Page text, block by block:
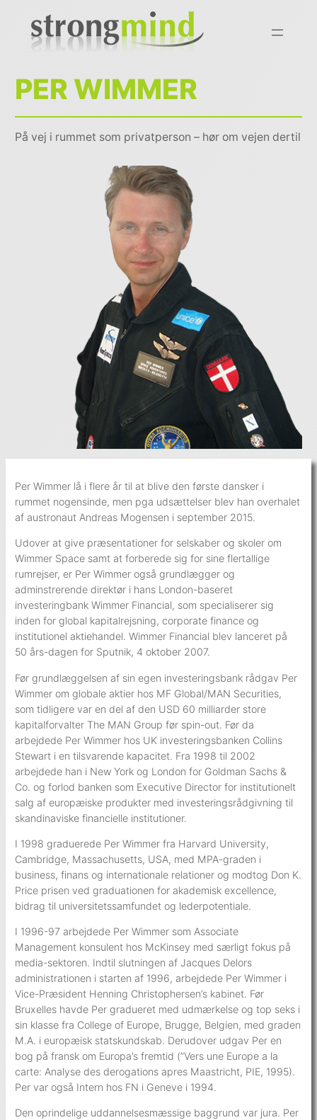
PER WIMMER
På vej i rummet som privatperson – hør om vejen dertil
Per Wimmer lå i flere år til at blive den første dansker i
rummet nogensinde, men pga udsættelser blev han overhalet
af austronaut Andreas Mogensen i september 2015.
Udover at give præsentationer for selskaber og skoler om
Wimmer Space samt at forberede sig for sine flertallige
rumrejser, er Per Wimmer også grundlægger og
adminstrerende direktør i hans London-baseret
investeringbank Wimmer Financial, som specialiserer sig
inden for global kapitalrejsning, corporate finance og
institutionel aktiehandel. Wimmer Financial blev lanceret på
50 års-dagen for Sputnik, 4 oktober 2007.
Før grundlæggelsen af sin egen investeringsbank rådgav Per
Wimmer om globale aktier hos MF Global/MAN Securities,
som tidligere var en del af den USD 60 milliarder store
kapitalforvalter The MAN Group før spin-out. Før da
arbejdede Per Wimmer hos UK investeringsbanken Collins
Stewart i en tilsvarende kapacitet. Fra 1998 til 2002
arbejdede han i New York og London for Goldman Sachs &
Co. og forlod banken som Executive Director for institutionelt
salg af europæiske produkter med investeringsrådgivning til
skandinaviske financielle institutioner.
I 1998 graduerede Per Wimmer fra Harvard University,
Cambridge, Massachusetts, USA, med MPA-graden i
business, finans og internationale relationer og modtog Don K.
Price prisen ved graduationen for akademisk excellence,
bidrag til universitetssamfundet og lederpotentiale.
I 1996-97 arbejdede Per Wimmer som Associate
Management konsulent hos McKinsey med særligt fokus på
media-sektoren. Indtil slutningen af Jacques Delors
administrationen i starten af 1996, arbejdede Per Wimmer i
Vice-Præsident Henning Christophersen’s kabinet. Før
Bruxelles havde Per gradueret med udmærkelse og top seks i
sin klasse fra College of Europe, Brugge, Belgien, med graden
M.A. i europæisk statskundskab. Derudover udgav Per en
bog på fransk om Europa’s fremtid (”Vers une Europe a la
carte: Analyse des derogations apres Maastricht, PIE, 1995).
Per var også Intern hos FN i Geneve i 1994.
Den oprindelige uddannelsesmæssige baggrund var jura. Per